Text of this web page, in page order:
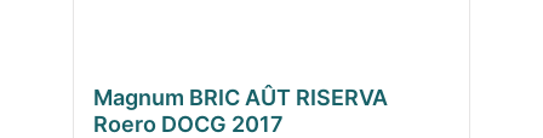
Magnum BRIC AÛT RISERVA
Roero DOCG 2017